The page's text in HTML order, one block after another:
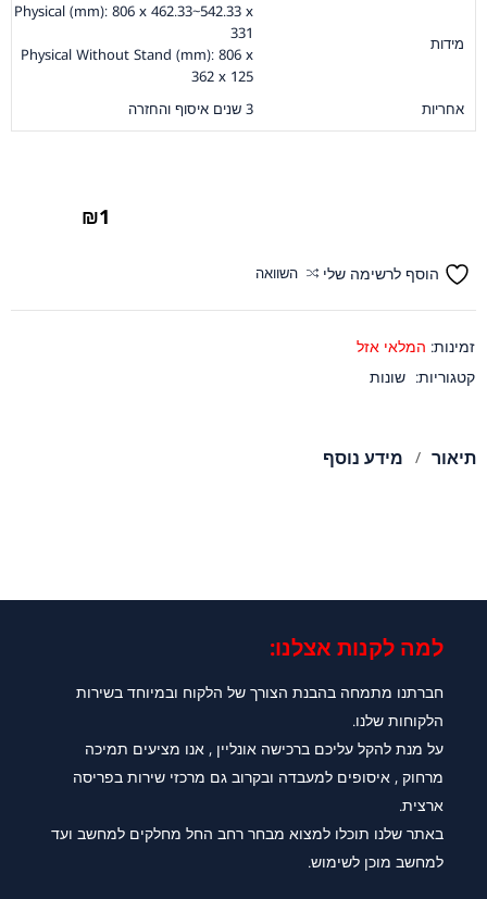
מידות
Physical (mm): 806 x 462.33~542.33 x
331
Physical Without Stand (mm): 806 x
362 x 125
אחריות
3 שנים איסוף והחזרה
₪1
הוסף לרשימה שלי השוואה
זמינות: המלאי אזל
קטגוריות: שונות
תיאור מידע נוסף
למה לקנות אצלנו:​
חברתנו מתמחה בהבנת הצורך של הלקוח ובמיוחד בשירות
הלקוחות שלנו.
על מנת להקל עליכם ברכישה אונליין , אנו מציעים תמיכה
מרחוק , איסופים למעבדה ובקרוב גם מרכזי שירות בפריסה
ארצית.
באתר שלנו תוכלו למצוא מבחר רחב החל מחלקים למחשב ועד
למחשב מוכן לשימוש.